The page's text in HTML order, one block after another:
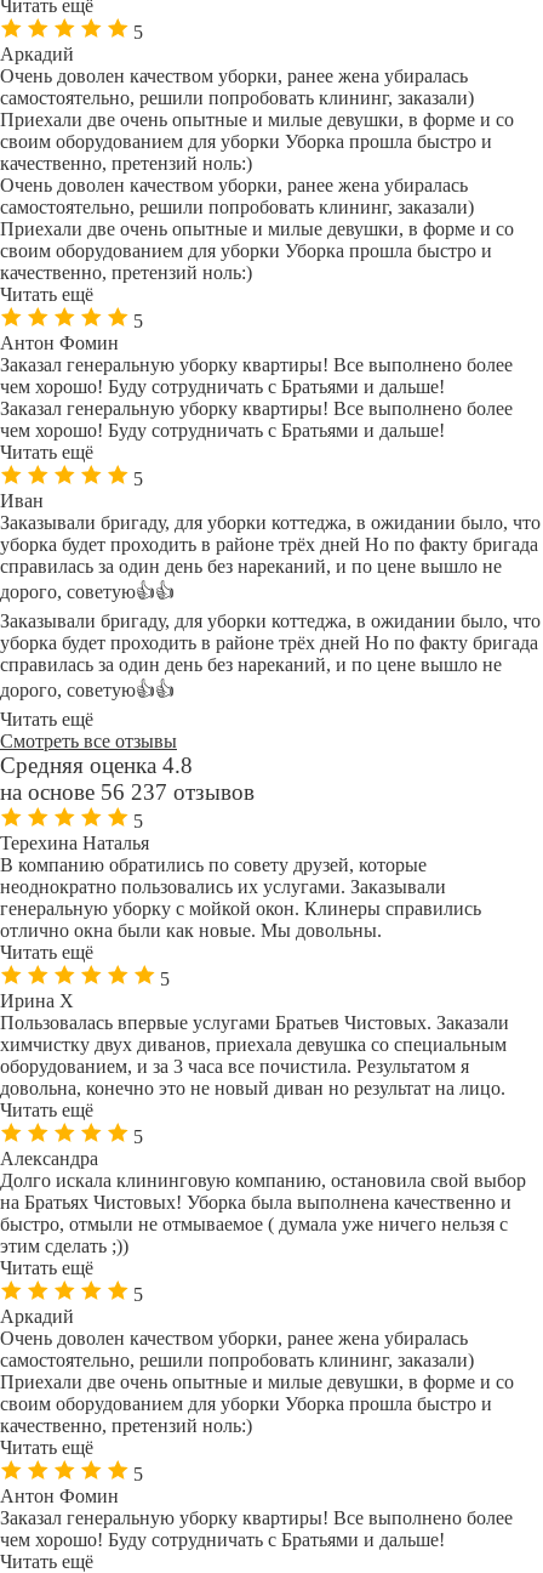
Читать ещё
5
Аркадий
Очень доволен качеством уборки, ранее жена убиралась
самостоятельно, решили попробовать клининг, заказали)
Приехали две очень опытные и милые девушки, в форме и со
своим оборудованием для уборки Уборка прошла быстро и
качественно, претензий ноль:)
Очень доволен качеством уборки, ранее жена убиралась
самостоятельно, решили попробовать клининг, заказали)
Приехали две очень опытные и милые девушки, в форме и со
своим оборудованием для уборки Уборка прошла быстро и
качественно, претензий ноль:)
Читать ещё
5
Антон Фомин
Заказал генеральную уборку квартиры! Все выполнено более
чем хорошо! Буду сотрудничать с Братьями и дальше!
Заказал генеральную уборку квартиры! Все выполнено более
чем хорошо! Буду сотрудничать с Братьями и дальше!
Читать ещё
5
Иван
Заказывали бригаду, для уборки коттеджа, в ожидании было, что
уборка будет проходить в районе трёх дней Но по факту бригада
справилась за один день без нареканий, и по цене вышло не
дорого, советую👍👍
Заказывали бригаду, для уборки коттеджа, в ожидании было, что
уборка будет проходить в районе трёх дней Но по факту бригада
справилась за один день без нареканий, и по цене вышло не
дорого, советую👍👍
Читать ещё
Смотреть все отзывы
Средняя оценка 4.8
на основе 56 237 отзывов
5
Терехина Наталья
В компанию обратились по совету друзей, которые
неоднократно пользовались их услугами. Заказывали
генеральную уборку с мойкой окон. Клинеры справились
отлично окна были как новые. Мы довольны.
Читать ещё
5
Ирина Х
Пользовалась впервые услугами Братьев Чистовых. Заказали
химчистку двух диванов, приехала девушка со специальным
оборудованием, и за 3 часа все почистила. Результатом я
довольна, конечно это не новый диван но результат на лицо.
Читать ещё
5
Александра
Долго искала клининговую компанию, остановила свой выбор
на Братьях Чистовых! Уборка была выполнена качественно и
быстро, отмыли не отмываемое ( думала уже ничего нельзя с
этим сделать ;))
Читать ещё
5
Аркадий
Очень доволен качеством уборки, ранее жена убиралась
самостоятельно, решили попробовать клининг, заказали)
Приехали две очень опытные и милые девушки, в форме и со
своим оборудованием для уборки Уборка прошла быстро и
качественно, претензий ноль:)
Читать ещё
5
Антон Фомин
Заказал генеральную уборку квартиры! Все выполнено более
чем хорошо! Буду сотрудничать с Братьями и дальше!
Читать ещё